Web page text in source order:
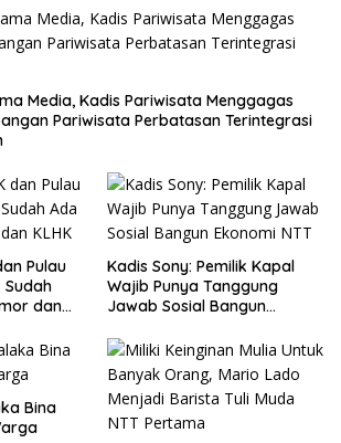
Media, Kadis Pariwisata Menggagas
Pariwisata Perbatasan Terintegrasi
Pulau
Sudah
dan
Kadis Sony: Pemilik Kapal
Wajib Punya Tanggung
Jawab Sosial Bangun
Bina